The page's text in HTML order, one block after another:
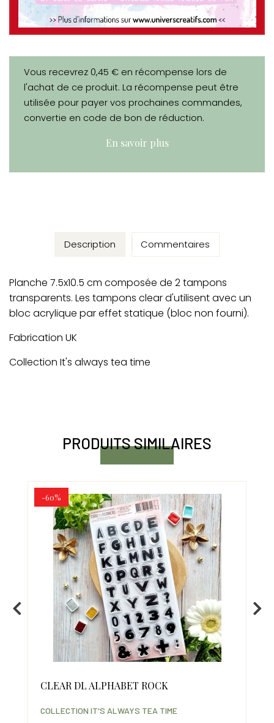
Vous recevrez 0,45 € en récompense lors de
l'achat de ce produit. La récompense peut être
utilisée pour payer vos prochaines commandes,
convertie en code de bon de réduction.
En savoir plus
Description
Planche 7.5x10.5 cm composée de 2 tampons
transparents. Les tampons clear d'utilisent avec un
bloc acrylique par effet statique (bloc non fourni).
Fabrication UK
Collection It's always tea time
Commentaires
PRODUITS SIMILAIRES
-60%
CLEAR DL ALPHABET ROCK
COLLECTION IT'S ALWAYS TEA TIME